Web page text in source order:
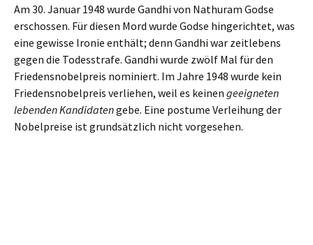
Am 30. Januar 1948 wurde Gandhi von Nathuram Godse
erschossen. Für diesen Mord wurde Godse hingerichtet, was
eine gewisse Ironie enthält; denn Gandhi war zeitlebens
gegen die Todesstrafe. Gandhi wurde zwölf Mal für den
Friedensnobelpreis nominiert. Im Jahre 1948 wurde kein
Friedensnobelpreis verliehen, weil es keinen geeigneten
lebenden Kandidatengebe. Eine postume Verleihung der
Nobelpreise ist grundsätzlich nicht vorgesehen.